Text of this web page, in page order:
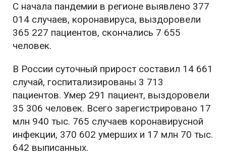
С начала пандемии в регионе выявлено 377
014 случаев, коронавируса, выздоровели
365 227 пациентов, скончались 7 655
человек.
В России суточный прирост составил 14 661
случай, госпитализированы 3 713
пациентов. Умер 291 пациент, выздоровели
35 306 человек. Всего зарегистрировано 17
млн 940 тыс. 765 случаев коронавирусной
инфекции, 370 602 умерших и 17 млн 70 тыс.
642 выписанных.